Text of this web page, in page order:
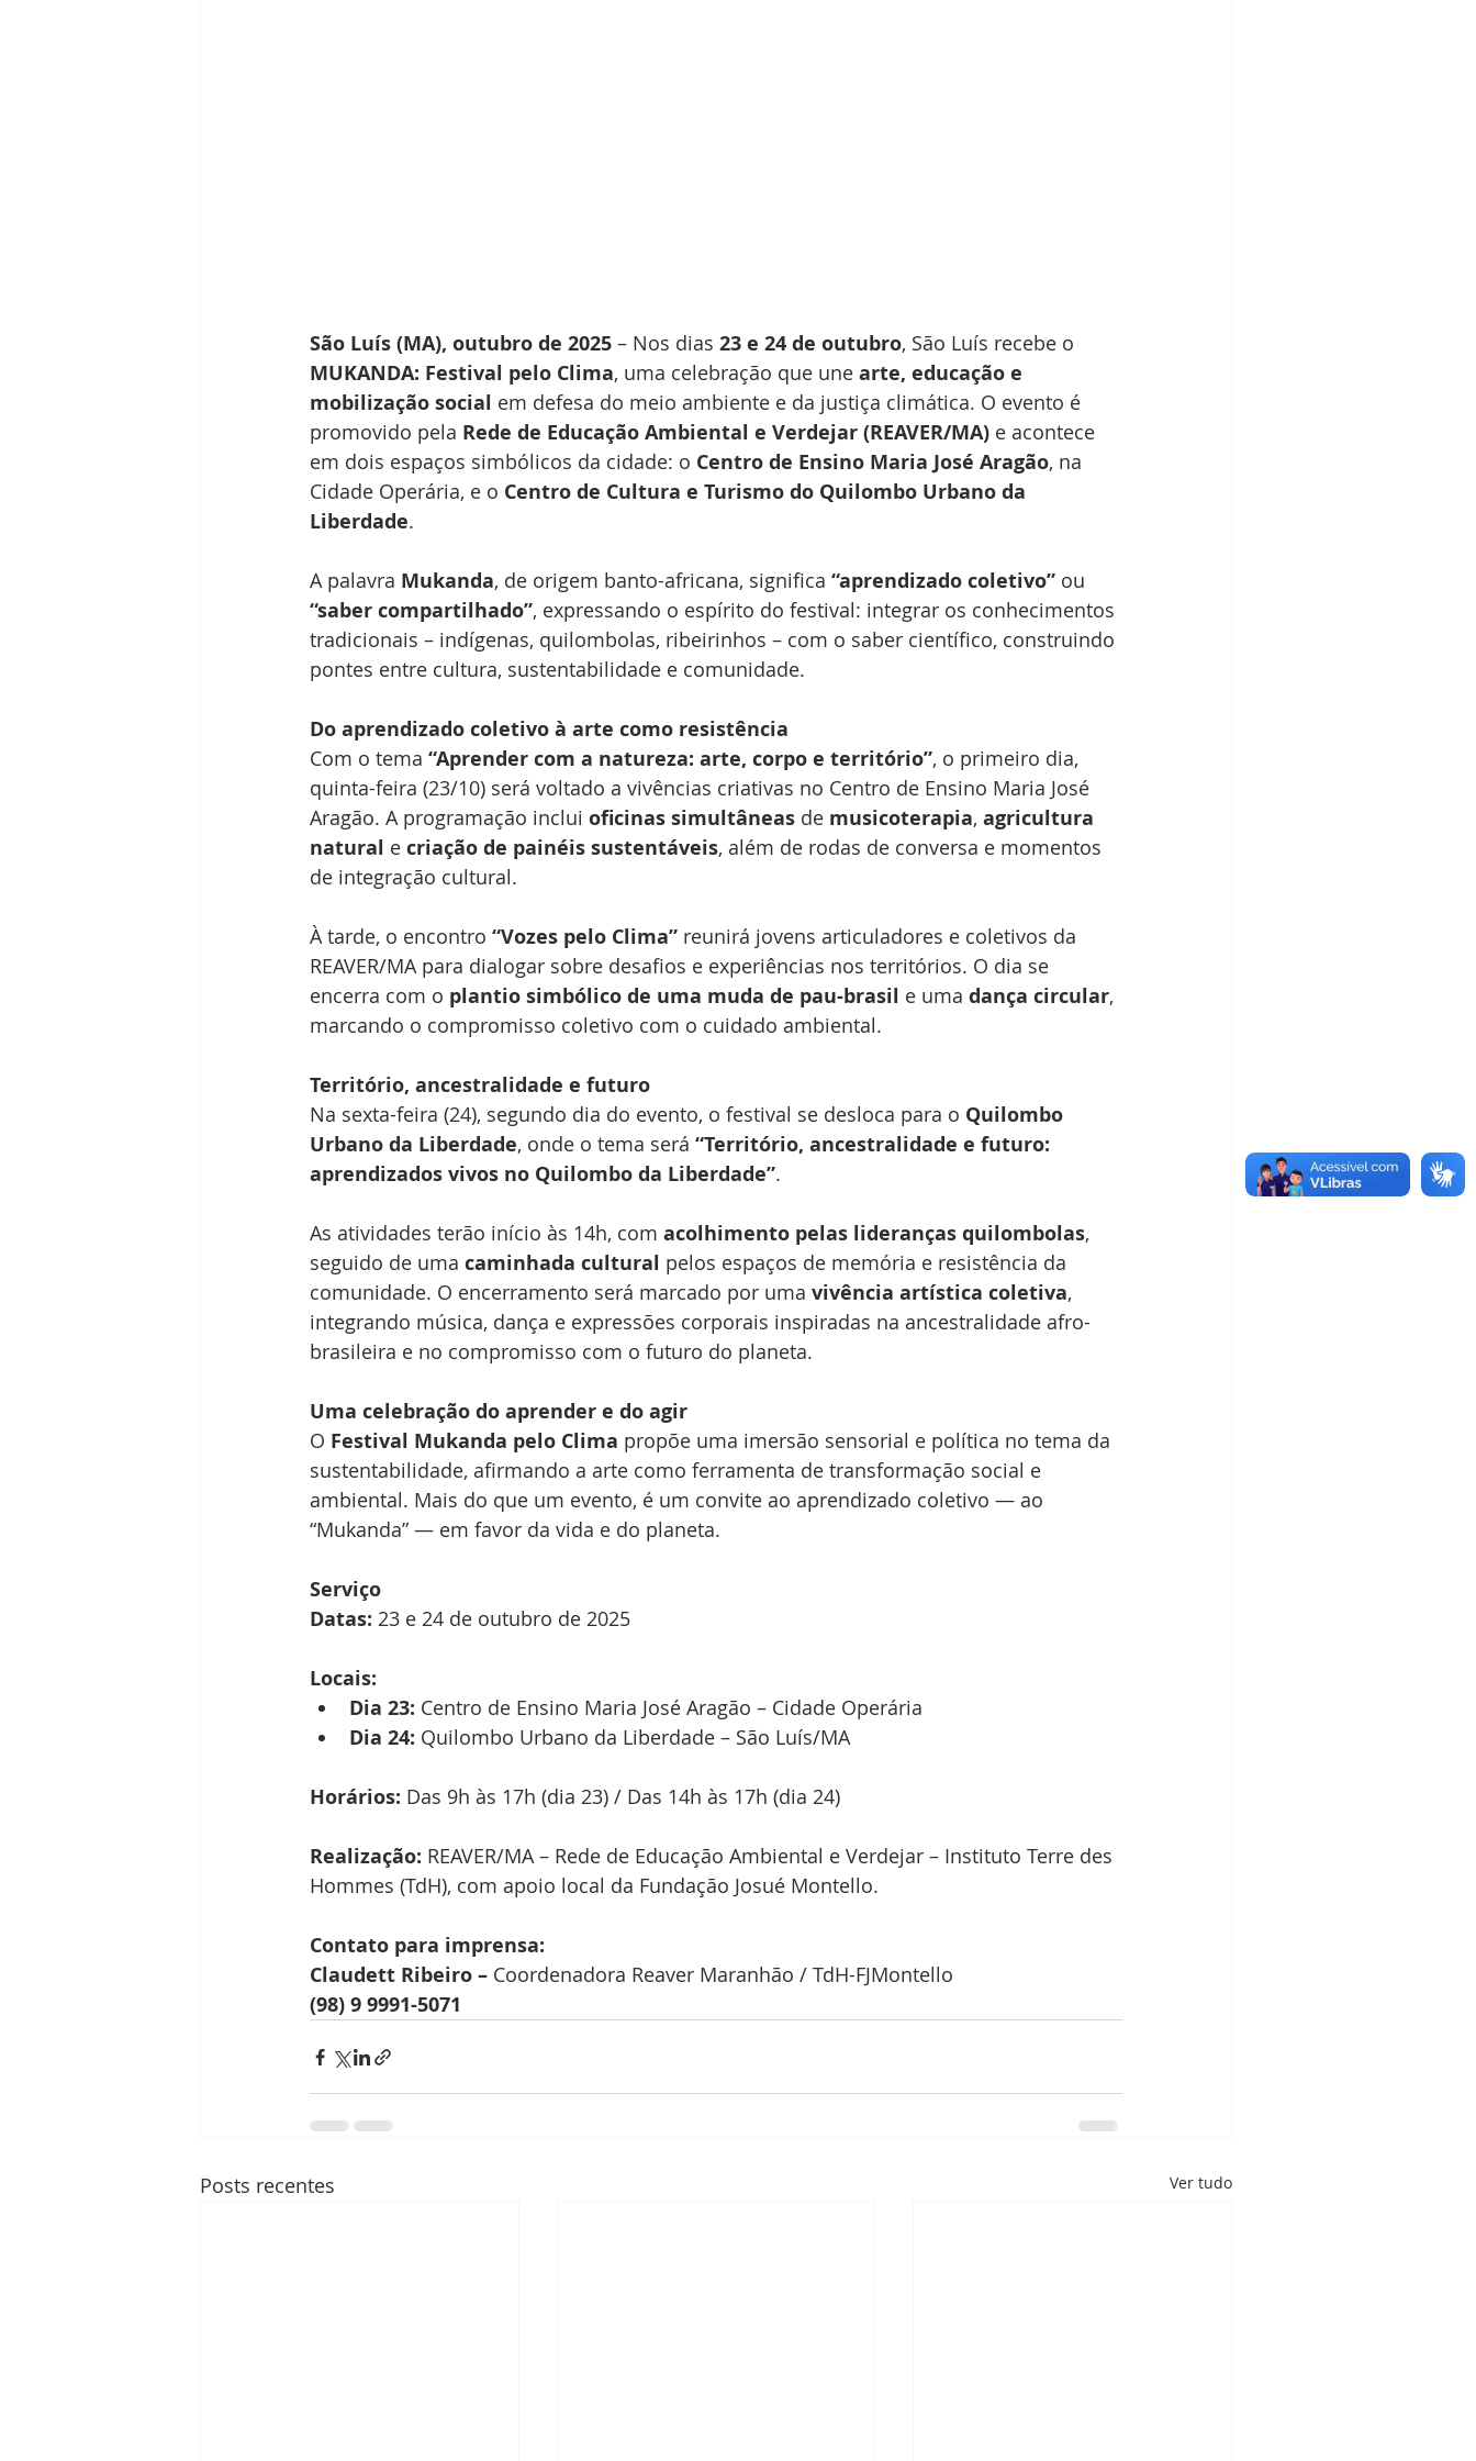
São Luís (MA), outubro de 2025 – Nos dias 23 e 24 de outubro, São Luís recebe o
MUKANDA: Festival pelo Clima, uma celebração que une arte, educação e
mobilização social em defesa do meio ambiente e da justiça climática. O evento é
promovido pela Rede de Educação Ambiental e Verdejar (REAVER/MA) e acontece
em dois espaços simbólicos da cidade: o Centro de Ensino Maria José Aragão, na
Cidade Operária, e o Centro de Cultura e Turismo do Quilombo Urbano da
Liberdade.
A palavra Mukanda, de origem banto-africana, significa “aprendizado coletivo” ou
“saber compartilhado”, expressando o espírito do festival: integrar os conhecimentos
tradicionais – indígenas, quilombolas, ribeirinhos – com o saber científico, construindo
pontes entre cultura, sustentabilidade e comunidade.
Do aprendizado coletivo à arte como resistência
Com o tema “Aprender com a natureza: arte, corpo e território”, o primeiro dia,
quinta-feira (23/10) será voltado a vivências criativas no Centro de Ensino Maria José
Aragão. A programação inclui oficinas simultâneas de musicoterapia, agricultura
natural e criação de painéis sustentáveis, além de rodas de conversa e momentos
de integração cultural.
À tarde, o encontro “Vozes pelo Clima” reunirá jovens articuladores e coletivos da
REAVER/MA para dialogar sobre desafios e experiências nos territórios. O dia se
encerra com o plantio simbólico de uma muda de pau-brasil e uma dança circular,
marcando o compromisso coletivo com o cuidado ambiental.
Território, ancestralidade e futuro
Na sexta-feira (24), segundo dia do evento, o festival se desloca para o Quilombo
Urbano da Liberdade, onde o tema será “Território, ancestralidade e futuro:
aprendizados vivos no Quilombo da Liberdade”.
As atividades terão início às 14h, com acolhimento pelas lideranças quilombolas,
seguido de uma caminhada cultural pelos espaços de memória e resistência da
comunidade. O encerramento será marcado por uma vivência artística coletiva,
integrando música, dança e expressões corporais inspiradas na ancestralidade afro-
brasileira e no compromisso com o futuro do planeta.
Uma celebração do aprender e do agir
O Festival Mukanda pelo Clima propõe uma imersão sensorial e política no tema da
sustentabilidade, afirmando a arte como ferramenta de transformação social e
ambiental. Mais do que um evento, é um convite ao aprendizado coletivo — ao
“Mukanda” — em favor da vida e do planeta.
Serviço
Datas: 23 e 24 de outubro de 2025
Locais:
Dia 23: Centro de Ensino Maria José Aragão – Cidade Operária
Dia 24: Quilombo Urbano da Liberdade – São Luís/MA
Horários: Das 9h às 17h (dia 23) / Das 14h às 17h (dia 24)
Realização: REAVER/MA – Rede de Educação Ambiental e Verdejar – Instituto Terre des
Hommes (TdH), com apoio local da Fundação Josué Montello.
Contato para imprensa:
Claudett Ribeiro – Coordenadora Reaver Maranhão / TdH-FJMontello
(98) 9 9991-5071
Posts recentes Ver tudo